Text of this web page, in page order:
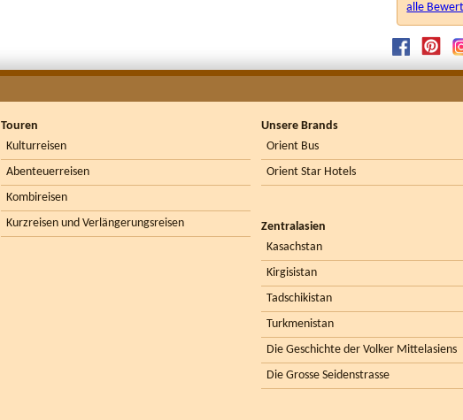
alle
Touren
Kulturreisen
Abenteuerreisen
Kombireisen
Kurzreisen und Verlängerungsreisen
Unsere Brands
Orient Bus
Orient Star Hotels
Zentralasien
Kasachstan
Kirgisistan
Tadschikistan
Turkmenistan
Die Geschichte der Volker Mittelasiens
Die Grosse Seidenstrasse